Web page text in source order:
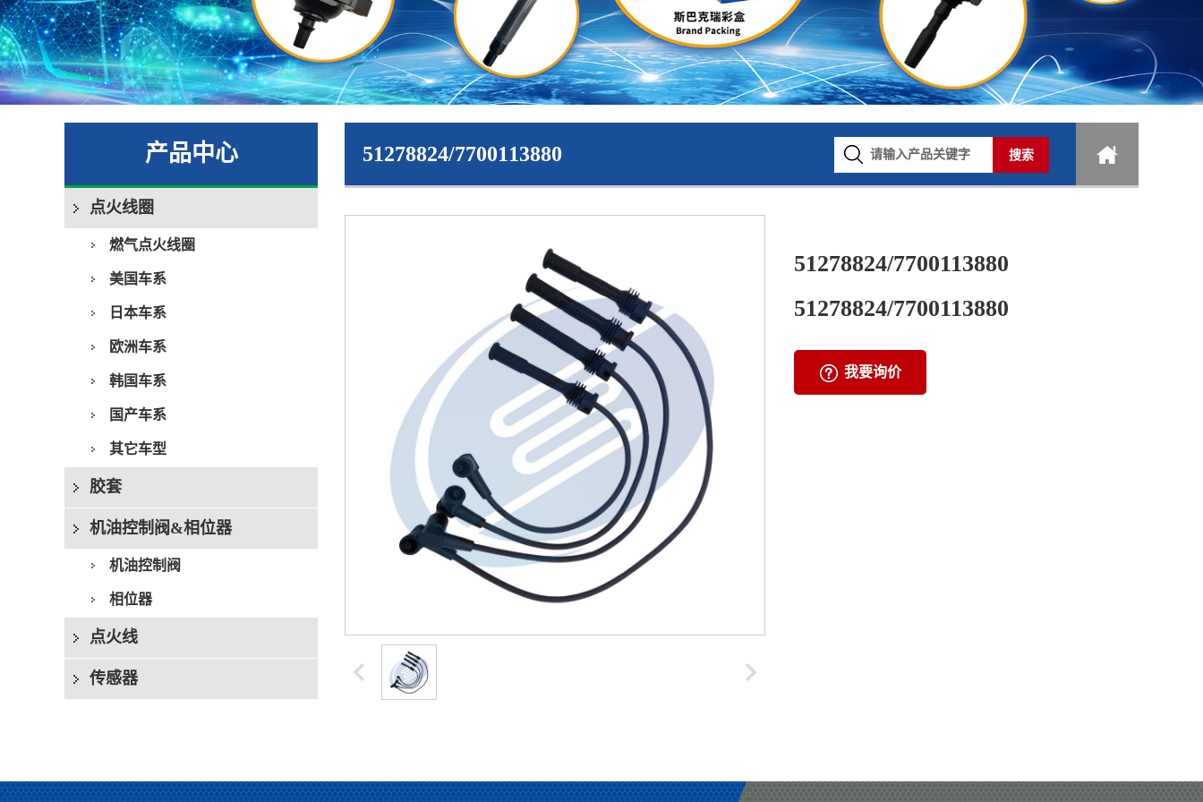
产品中心
点火线圈
燃气点火线圈
美国车系
日本车系
欧洲车系
韩国车系
国产车系
其它车型
胶套
机油控制阀&相位器
机油控制阀
相位器
点火线
传感器
51278824/7700113880
51278824/7700113880
51278824/7700113880
我要询价